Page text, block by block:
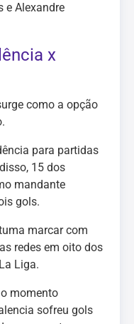
e Alexandre
x
como a opção
para partidas
15 dos
mandante
gols.
marcar com
redes em oito dos
Liga.
momento
sofreu gols